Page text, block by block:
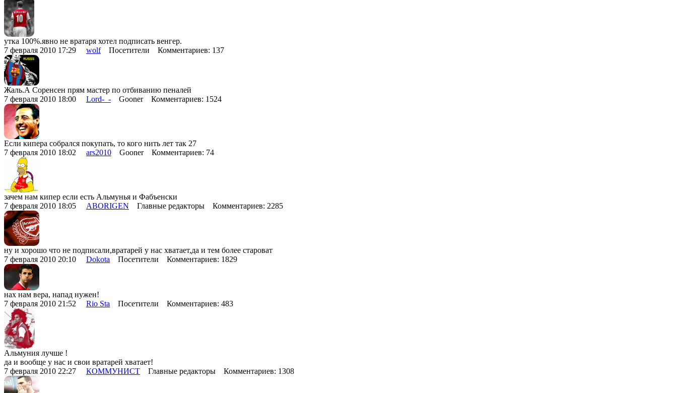
утка 100%.явно не вратаря хотел подписать венгер.
7 февраля 2010 17:29 wolfПосетители Комментариев: 137
Жаль.А Соренсен прям мастер по отбиванию пеналей
7 февраля 2010 18:00 Lord-_- Gooner Комментариев: 1524
Если кипера собрался покупать, то кого нить лет так 27
7 февраля 2010 18:02 ars2010 Gooner Комментариев: 74
зачем нам кипер если есть Альмунья и Фабъенски
7 февраля 2010 18:05 ABORIGEN Главные редакторы Комментариев: 2285
ну и хорошо что не подписали,вратарей у нас хватает,да и тем более староват
7 февраля 2010 20:10 Dokota Посетители Комментариев: 1829
нах нам вера, напад нужен!
7 февраля 2010 21:52 Rio Sta Посетители Комментариев: 483
Альмуния лучше !
да и вообще у нас и свои вратарей хватает!
7 февраля 2010 22:27 КОММУНИСТ Главные редакторы Комментариев: 1308